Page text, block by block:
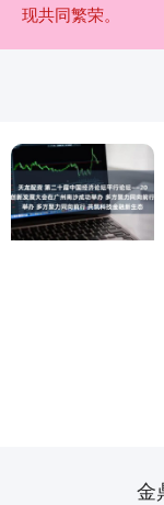
现共同繁荣。
金